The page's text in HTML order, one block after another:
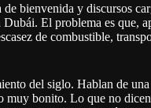
bienvenida y discursos
El problema es que,
de combustible,
del siglo. Hablan de
bonito. Lo que no